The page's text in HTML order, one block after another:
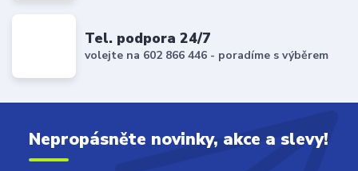
Tel. podpora 24/7
volejte na 602 866 446 - poradíme s výběrem
Nepropásněte novinky, akce a slevy!